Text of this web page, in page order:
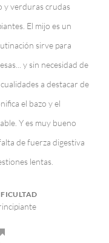
y verduras crudas
El mijo es un
sirve para
y sin necesidad de
a destacar de
el bazo y el
Y es muy bueno
de fuerza digestiva
lentas.